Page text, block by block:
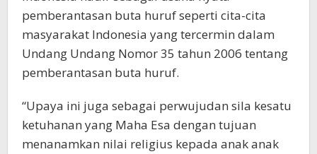
pemberantasan buta huruf seperti cita-cita
masyarakat Indonesia yang tercermin dalam
Undang Undang Nomor 35 tahun 2006 tentang
pemberantasan buta huruf.
“Upaya ini juga sebagai perwujudan sila kesatu
ketuhanan yang Maha Esa dengan tujuan
menanamkan nilai religius kepada anak anak